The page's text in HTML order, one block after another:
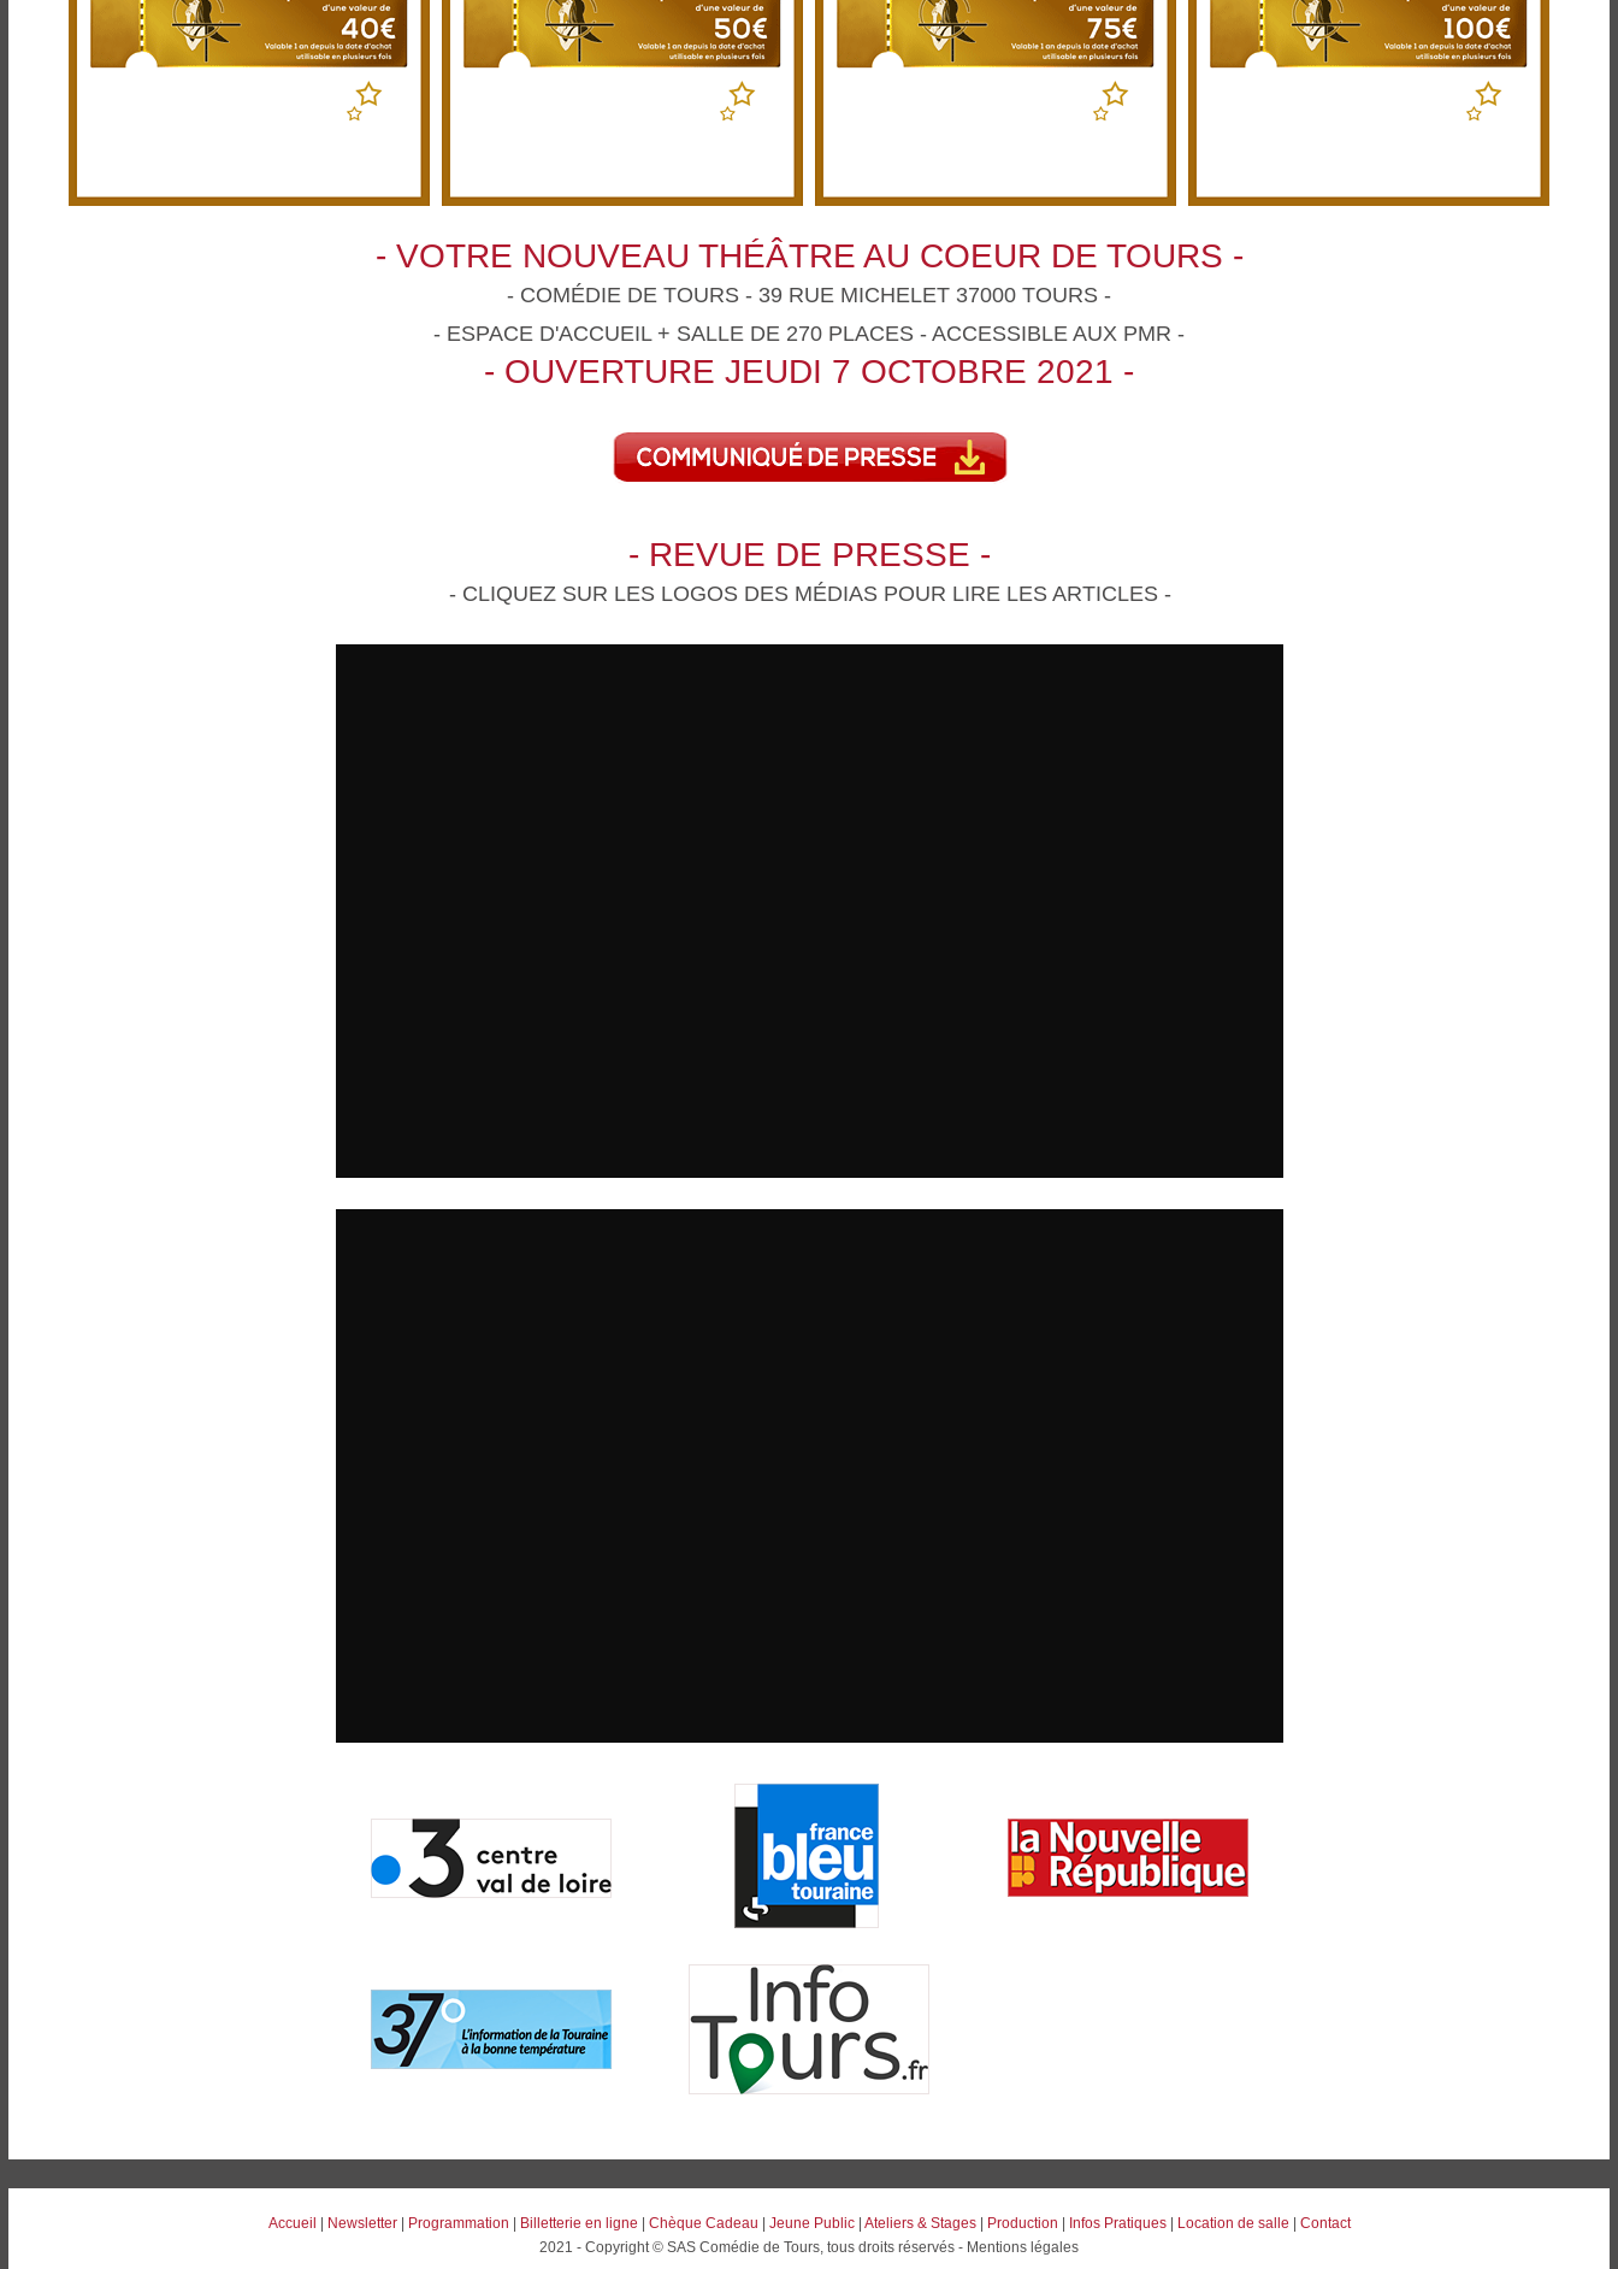
- VOTRE NOUVEAU THÉÂTRE AU COEUR DE TOURS -
- COMÉDIE DE TOURS - 39 RUE MICHELET 37000 TOURS -
- ESPACE D'ACCUEIL + SALLE DE 270 PLACES - ACCESSIBLE AUX PMR -
- OUVERTURE JEUDI 7 OCTOBRE 2021 -
- REVUE DE PRESSE -
- CLIQUEZ SUR LES LOGOS DES MÉDIAS POUR LIRE LES ARTICLES -
Accueil Newsletter| Programmation Billetterie en ligne Chèque Cadeau Jeune Public| Ateliers & Stages| Production Infos Pratiques| Location de salle
Contact
2021 - Copyright © SAS Comédie de Tours, tous droits réservés - Mentions légales